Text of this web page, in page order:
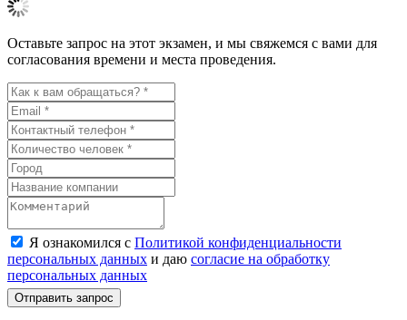
Оставьте запрос на этот экзамен, и мы свяжемся с вами для
согласования времени и места проведения.
Я ознакомился с Политикой конфиденциальности
персональных данных и даю согласие на обработку
персональных данных
Отправить запрос